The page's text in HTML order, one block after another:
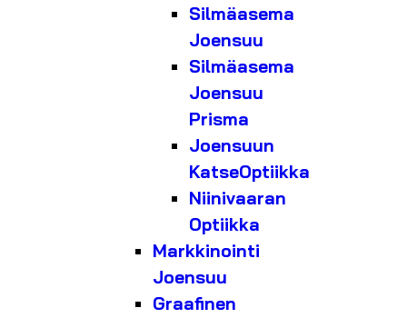
Silmäasema
Joensuu
Silmäasema
Joensuu
Prisma
Joensuun
KatseOptiikka
Niinivaaran
Optiikka
Markkinointi
Joensuu
Graafinen